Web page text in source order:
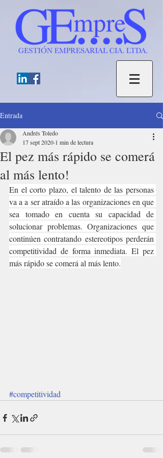
Entrada
El pez más rápido se comerá
al más lento!
Andrés Toledo
17 sept 2020 1 min de lectura
En el corto plazo, el talento de las personas
va a a ser atraído a las organizaciones en que
sea tomado en cuenta su capacidad de
solucionar problemas. Organizaciones que
continúen contratando estereotipos perderán
competitividad de forma inmediata. El pez
más rápido se comerá al más lento.
#competitividad